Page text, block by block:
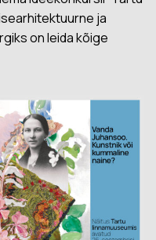
ja
on leida kõige